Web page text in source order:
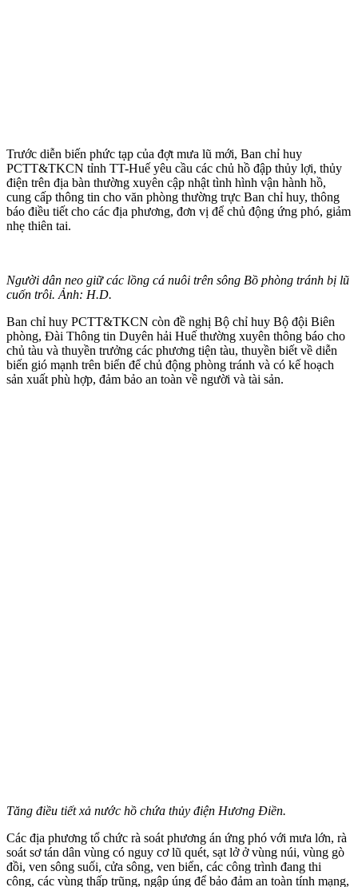
Trước diễn biến phức tạp của đợt mưa lũ mới, Ban chỉ huy
PCTT&TKCN tỉnh TT-Huế yêu cầu các chủ hồ đập thủy lợi, thủy
điện trên địa bàn thường xuyên cập nhật tình hình vận hành hồ,
cung cấp thông tin cho văn phòng thường trực Ban chỉ huy, thông
báo điều tiết cho các địa phương, đơn vị để chủ động ứng phó, giảm
nhẹ thiên tai.
Người dân neo giữ các lồng cá nuôi trên sông Bồ phòng tránh bị lũ
cuốn trôi. Ảnh: H.D.
Ban chỉ huy PCTT&TKCN còn đề nghị Bộ chỉ huy Bộ đội Biên
phòng, Đài Thông tin Duyên hải Huế thường xuyên thông báo cho
chủ tàu và thuyền trưởng các phương tiện tàu, thuyền biết về diễn
biến gió mạnh trên biển để chủ động phòng tránh và có kế hoạch
sản xuất phù hợp, đảm bảo an toàn về người và tài sản.
Tăng điều tiết xả nước hồ chứa thủy điện Hương Điền.
Các địa phương tổ chức rà soát phương án ứng phó với mưa lớn, rà
soát sơ tán dân vùng có nguy cơ lũ quét, sạt lở ở vùng núi, vùng gò
đồi, ven sông suối, cửa sông, ven biển, các công trình đang thi
công, các vùng thấp trũng, ngập úng để bảo đảm an toàn tính mạng,